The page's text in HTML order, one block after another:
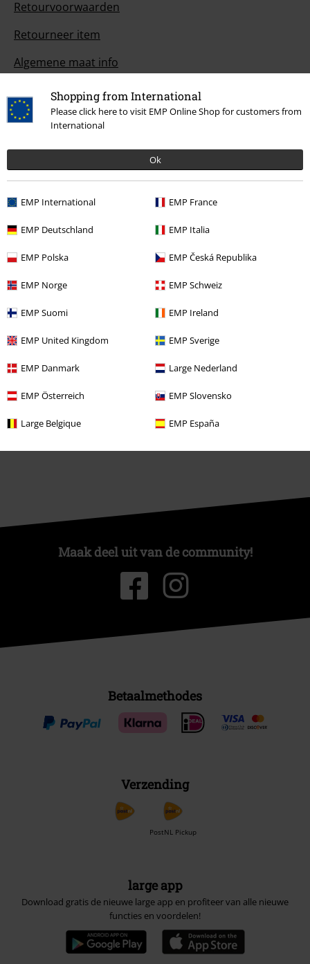
Shopping from International
Please click here to visit EMP Online Shop for customers from
International
Ok
EMP International EMP France
EMP Deutschland EMP Italia
EMP Polska EMP Česká Republika
EMP Norge EMP Schweiz
EMP Suomi EMP Ireland
EMP United Kingdom EMP Sverige
EMP Danmark Large Nederland
EMP Österreich EMP Slovensko
Large Belgique EMP España
Retourvoorwaarden
Retourneer item
Algemene maat info
Annuleer mijn BSC-lidmaatschap
Betaalmethodes
Overige acties
Prijsvragen
Large Cadeaubonnen
ISIC Studentenkorting
EMP Backstage Club
Maak deel uit van de community!
Betaalmethodes
Verzending
PostNL Pickup
large app
Download gratis de nieuwe large app en profiteer van alle nieuwe
functies en voordelen!